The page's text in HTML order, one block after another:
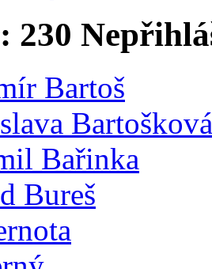
230
Bartoš
Bartošková
Bařinka
Bureš